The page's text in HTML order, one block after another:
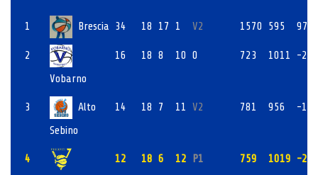
1 Brescia 34 18 17 1 V2 1570 595 975
2
Vobarno
16 18 8 10 0 723 1011 -288
3
Alto
Sebino
14 18 7 11 V2 781 956 -175
4
12 18 6 12 P1 759 1019 -260